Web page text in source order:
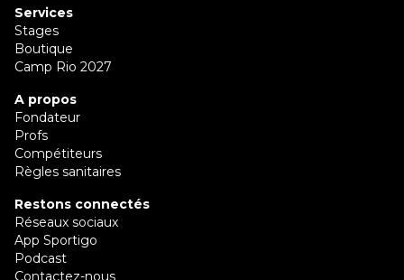
Services
Stages
Boutique
Camp Rio 2027
A propos
Fondateur
Profs
Compétiteurs
Règles sanitaires
Restons connectés
Réseaux sociaux
App Sportigo
Podcast
Contactez-nous